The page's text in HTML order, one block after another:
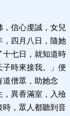
信心虔誠，女兒
，四月八日，隨她
十七日，就知道時
子時來接我。」便
道僧眾，助她念
異香滿室，入殮
時，眾人都聽到音